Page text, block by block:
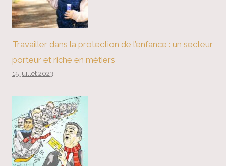
Travailler dans la protection de l’enfance : un secteur
porteur et riche en métiers
15 juillet 2023